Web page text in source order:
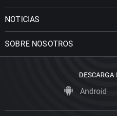
NOTICIAS
SOBRE NOSOTROS
DESCARGA
Android